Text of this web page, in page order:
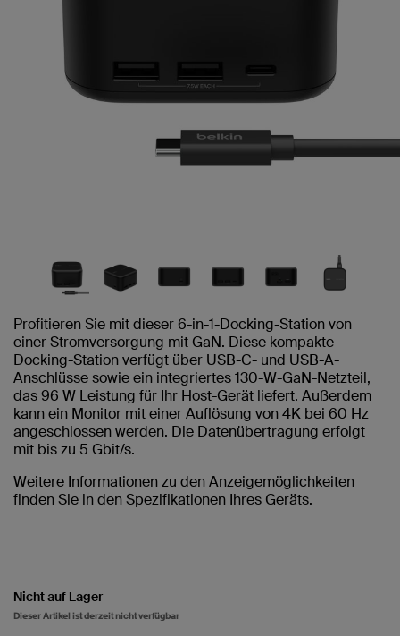
Profitieren Sie mit dieser 6-in-1-Docking-Station von
einer Stromversorgung mit GaN. Diese kompakte
Docking-Station verfügt über USB-C- und USB-A-
Anschlüsse sowie ein integriertes 130-W-GaN-Netzteil,
das 96 W Leistung für Ihr Host-Gerät liefert. Außerdem
kann ein Monitor mit einer Auflösung von 4K bei 60 Hz
angeschlossen werden. Die Datenübertragung erfolgt
mit bis zu 5 Gbit/s.
Weitere Informationen zu den Anzeigemöglichkeiten
finden Sie in den Spezifikationen Ihres Geräts.
Nicht auf Lager
Dieser Artikel ist derzeit nicht verfügbar